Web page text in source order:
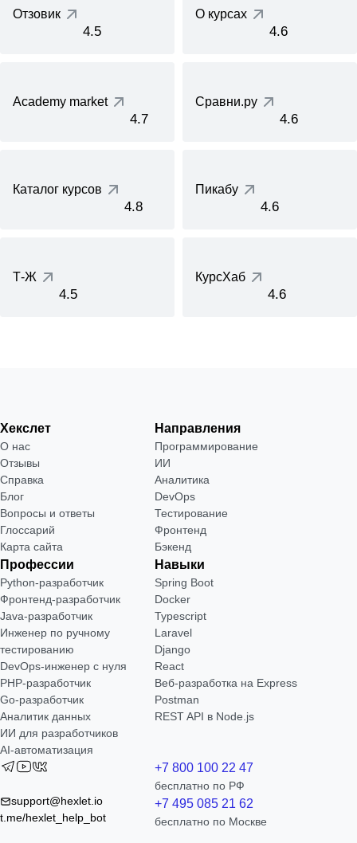
Отзовик
4.5
О курсах
4.6
Academy market
4.7
Сравни.ру
4.6
Каталог курсов
4.8
Пикабу
4.6
Т-Ж
4.5
КурсХаб
4.6
Хекслет
О нас
Отзывы
Справка
Блог
Вопросы и ответы
Глоссарий
Карта сайта
Направления
Программирование
ИИ
Аналитика
DevOps
Тестирование
Фронтенд
Бэкенд
Профессии
Python-разработчик
Фронтенд-разработчик
Java-разработчик
Инженер по ручному
тестированию
DevOps-инженер с нуля
РНР-разработчик
Go-разработчик
Аналитик данных
ИИ для разработчиков
AI-автоматизация
Навыки
Spring Boot
Docker
Typescript
Laravel
Django
React
Веб-разработка на Express
Postman
REST API в Node.js
support@hexlet.io
t.me/hexlet_help_bot
+7 800 100 22 47
бесплатно по РФ
+7 495 085 21 62
бесплатно по Москве